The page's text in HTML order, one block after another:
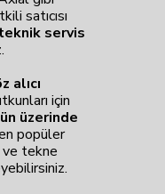
satıcısı
servis
alıcı
için
üzerinde
popüler
ve tekne